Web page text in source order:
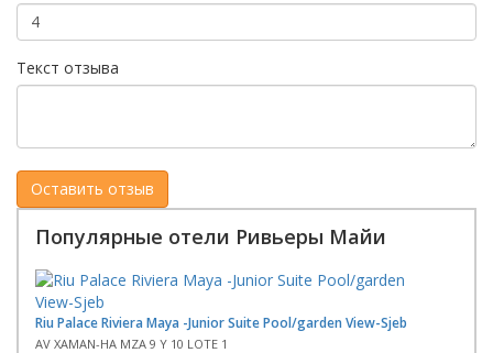
Текст отзыва
Популярные отели Ривьеры Майи
Riu Palace Riviera Maya -Junior Suite Pool/garden View-Sjeb
AV XAMAN-HA MZA 9 Y 10 LOTE 1